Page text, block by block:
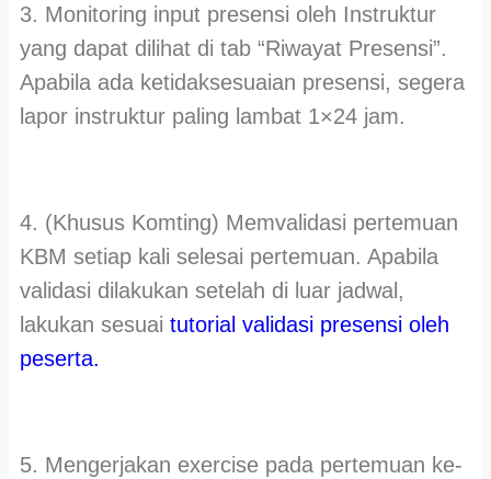
3. Monitoring input presensi oleh Instruktur
yang dapat dilihat di tab “Riwayat Presensi”.
Apabila ada ketidaksesuaian presensi, segera
lapor instruktur paling lambat 1×24 jam.
4. (Khusus Komting) Memvalidasi pertemuan
KBM setiap kali selesai pertemuan. Apabila
validasi dilakukan setelah di luar jadwal,
lakukan sesuai tutorial validasi presensi oleh
peserta.
5. Mengerjakan exercise pada pertemuan ke-